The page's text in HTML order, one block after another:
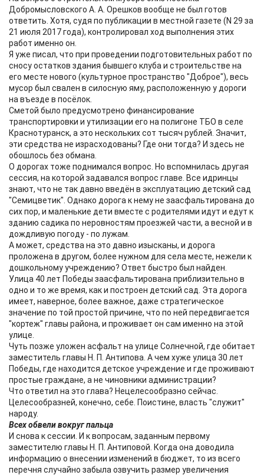
Добромысловского А. А. Орешков вообще не был готов
ответить. Хотя, судя по публикации в местной газете (N 29 за
21 июля 2017 года), контролировал ход выполнения этих
работ именно он.
Я уже писал, что при проведении подготовительных работ по
сносу остатков здания бывшего клуба и строительстве на
его месте нового (культурное пространство "Доброе"), весь
мусор был свален в силосную яму, расположенную у дороги
на въезде в посёлок.
Сметой было предусмотрено финансирование
транспортировки и утилизации его на полигоне ТБО в селе
Краснотуранск, а это нескольких сот тысяч рублей. Значит,
эти средства не израсходованы? Где они тогда? И здесь не
обошлось без обмана.
О дорогах тоже поднимался вопрос. Но вспомнилась другая
сессия, на которой задавался вопрос главе. Все идринцы
знают, что не так давно введён в эксплуатацию детский сад
"Семицветик". Однако дорога к нему не заасфальтирована до
сих пор, и маленькие дети вместе с родителями идут и едут к
зданию садика по неровностям проезжей части, а весной и в
дождливую погоду - по лужам.
А может, средства на это давно изысканы, и дорога
проложена в другом, более нужном для села месте, нежели к
дошкольному учреждению? Ответ быстро был найден.
Улица 40 лет Победы заасфальтирована приблизительно в
одно и то же время, как и построен детский сад. Эта дорога
имеет, наверное, более важное, даже стратегическое
значение по той простой причине, что по ней передвигается
"кортеж" главы района, и проживает он сам именно на этой
улице.
Чуть позже уложен асфальт на улице Солнечной, где обитает
заместитель главы Н. П. Антипова. А чем хуже улица 30 лет
Победы, где находится детское учреждение и где проживают
простые граждане, а не чиновники администрации?
Что ответил на это глава? Нецелесообразно сейчас.
Целесообразней, конечно, себе. Поистине, власть "служит"
народу.
Всех обвели вокруг пальца
И снова к сессии. И к вопросам, заданным первому
заместителю главы Н. П. Антиповой. Когда она доводила
информацию о внесении изменений в бюджет, то из всего
перечня случайно забыла озвучить размер увеличения